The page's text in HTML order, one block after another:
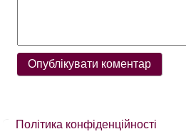
Політика конфіденційності